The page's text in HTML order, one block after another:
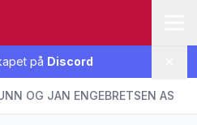
på Discord
OG JAN ENGEBRETSEN AS